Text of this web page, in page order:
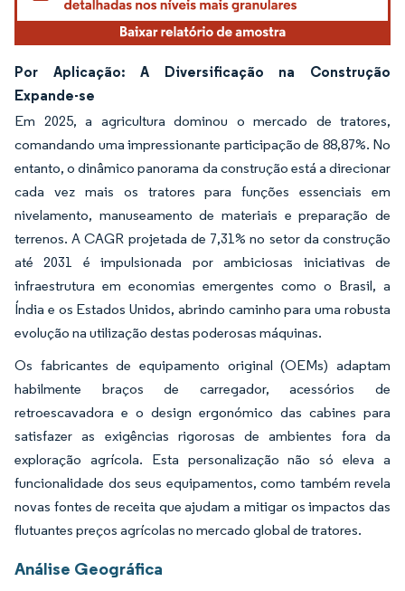
Por Aplicação: A Diversificação na Construção
Expande-se
Em 2025, a agricultura dominou o mercado de tratores,
comandando uma impressionante participação de 88,87%. No
entanto, o dinâmico panorama da construção está a direcionar
cada vez mais os tratores para funções essenciais em
nivelamento, manuseamento de materiais e preparação de
terrenos. A CAGR projetada de 7,31% no setor da construção
até 2031 é impulsionada por ambiciosas iniciativas de
infraestrutura em economias emergentes como o Brasil, a
Índia e os Estados Unidos, abrindo caminho para uma robusta
evolução na utilização destas poderosas máquinas.
Os fabricantes de equipamento original (OEMs) adaptam
habilmente braços de carregador, acessórios de
retroescavadora e o design ergonómico das cabines para
satisfazer as exigências rigorosas de ambientes fora da
exploração agrícola. Esta personalização não só eleva a
funcionalidade dos seus equipamentos, como também revela
novas fontes de receita que ajudam a mitigar os impactos das
flutuantes preços agrícolas no mercado global de tratores.
Análise Geográfica